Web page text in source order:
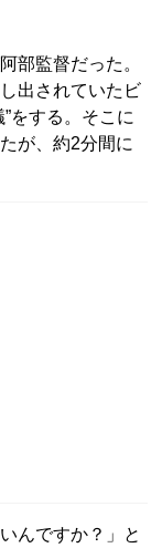
部監督だった。
出されていたビ
をする。そこに
が、約2分間に
んですか？」と